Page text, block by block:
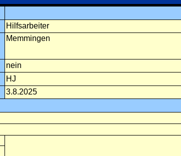
Hilfsarbeiter
Memmingen
nein
HJ
3.8.2025